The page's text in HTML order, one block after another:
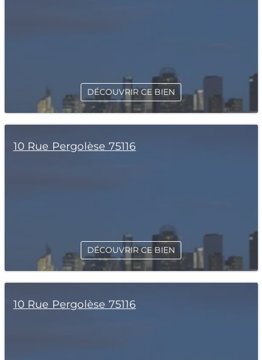
DÉCOUVRIR CE BIEN
10 Rue Pergolèse 75116
DÉCOUVRIR CE BIEN
10 Rue Pergolèse 75116